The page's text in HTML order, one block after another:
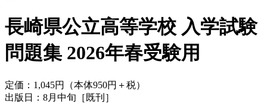
長崎県公立高等学校 入学試験
問題集 2026年春受験用
定価： 1,045円
（本体950円＋税）
出版日： 8月中旬 ［既刊］